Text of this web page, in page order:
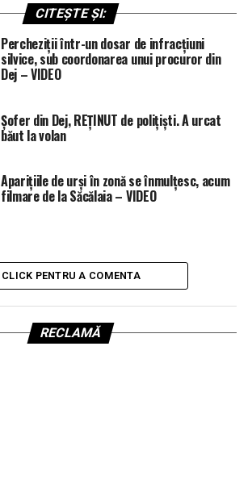
CITEȘTE ȘI:
Percheziții într-un dosar de infracțiuni
silvice, sub coordonarea unui procuror din
Dej – VIDEO
Șofer din Dej, REȚINUT de polițiști. A urcat
băut la volan
Aparițiile de urși în zonă se înmulțesc, acum
filmare de la Săcălaia – VIDEO
CLICK PENTRU A COMENTA
RECLAMĂ